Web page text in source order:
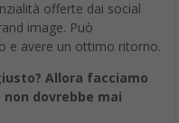
offerte dai social
image. Può
e avere un ottimo ritorno.
Allora facciamo
non dovrebbe mai